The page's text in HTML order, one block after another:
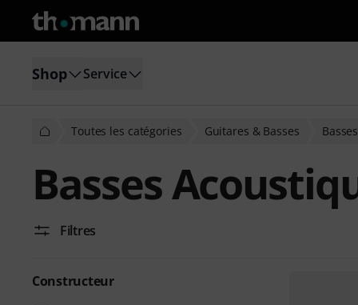
Shop Service
Toutes les catégories Guitares & Basses
Basses
Filtres
Constructeur